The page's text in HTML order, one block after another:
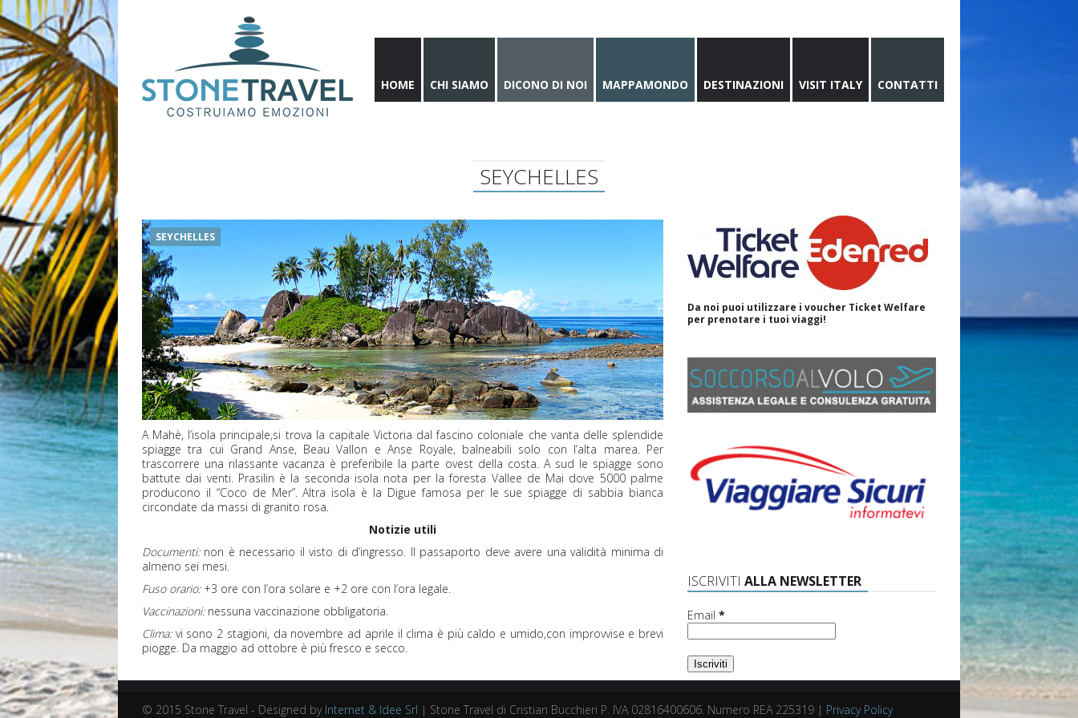
HOME CHI SIAMO DICONO DI NOI MAPPAMONDO DESTINAZIONI VISIT ITALY CONTATTI
SEYCHELLES
SEYCHELLES
A Mahè, l’isola principale,si trova la capitale Victoria dal fascino coloniale che vanta delle splendide
spiagge tra cui Grand Anse, Beau Vallon e Anse Royale, balneabili solo con l’alta marea. Per
trascorrere una rilassante vacanza è preferibile la parte ovest della costa. A sud le spiagge sono
battute dai venti. Prasilin è la seconda isola nota per la foresta Vallee de Mai dove 5000 palme
producono il “Coco de Mer”. Altra isola è la Digue famosa per le sue spiagge di sabbia bianca
circondate da massi di granito rosa.
Notizie utili
Documenti:non è necessario il visto di d’ingresso. Il passaporto deve avere una validità minima di
almeno sei mesi.
Fuso orario:+3 ore con l’ora solare e +2 ore con l’ora legale.
Vaccinazioni:nessuna vaccinazione obbligatoria.
Clima:vi sono 2 stagioni, da novembre ad aprile il clima è più caldo e umido,con improvvise e brevi
piogge. Da maggio ad ottobre è più fresco e secco.
Da noi puoi utilizzare i voucher Ticket Welfare
per prenotare i tuoi viaggi!
ISCRIVITI ALLA NEWSLETTER
Email *
© 2015 Stone Travel - Designed by Internet & Idee Srl | Stone Travel di Cristian Bucchieri P. IVA 02816400606. Numero REA 225319 | Privacy Policy